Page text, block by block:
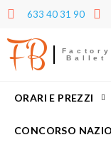
633 40 31 90
FB
Factory
Ballet
ORARI E PREZZI
CONCORSO